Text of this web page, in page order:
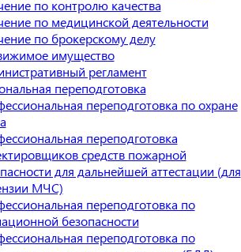
по контролю качества
по медицинской деятельности
по брокерскому делу
имущество
регламент
переподготовка
переподготовка по охране
переподготовка
средств пожарной
для дальнейшей аттестации (для
МЧС)
переподготовка по
безопасности
переподготовка по